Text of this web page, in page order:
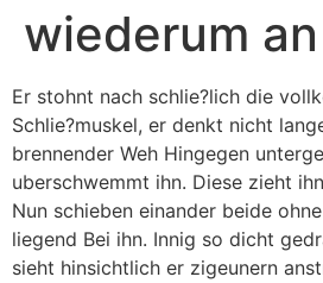
wiederum an
Er stohnt nach schlie?lich die
Schlie?muskel, er denkt nicht
brennender Weh Hingegen
uberschwemmt ihn. Diese zieht
Nun schieben einander beide
liegend Bei ihn. Innig so dicht
sieht hinsichtlich er zigeunern